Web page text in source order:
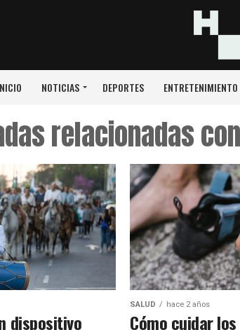
NOTICIAS DEPORTES ENTRETENIMIENTO
relacionadas
dispositivo
SALUD hace 2 años
Cómo cuidar